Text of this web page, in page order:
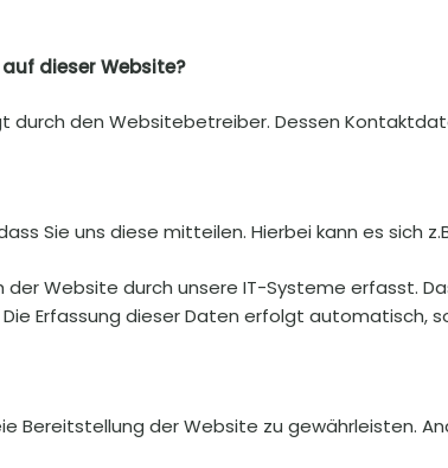
dieser Website?
den Websitebetreiber. Dessen
Sie uns diese mitteilen. Hierbei kann es sich
Website durch unsere IT-Systeme erfasst.
Erfassung dieser Daten erfolgt automatisch,
Bereitstellung der Website zu gewährleisten.